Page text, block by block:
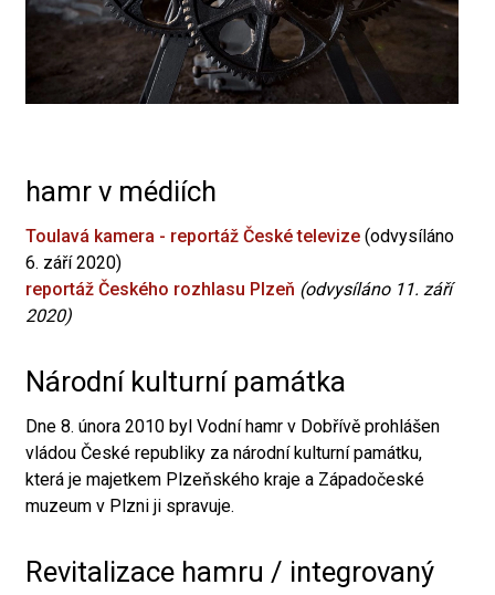
hamr v médiích
Toulavá kamera - reportáž České televize (odvysíláno
6. září 2020)
reportáž Českého rozhlasu Plzeň (odvysíláno 11. září
2020)
Národní kulturní památka
Dne 8. února 2010 byl Vodní hamr v Dobřívě prohlášen
vládou České republiky za národní kulturní památku,
která je majetkem Plzeňského kraje a Západočeské
muzeum v Plzni ji spravuje.
Revitalizace hamru / integrovaný